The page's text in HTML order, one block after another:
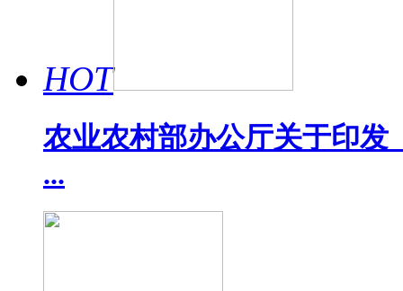
HOT
农业农村部办公厅关于印发
...